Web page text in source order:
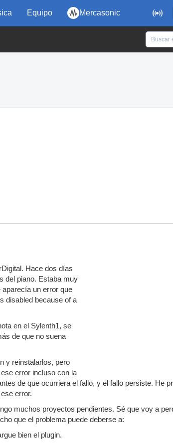

Equipo Mercasonic
Hace dos días
del piano. Estaba muy
un error que
disabled because of a
en el Sylenth1, se
de que no suena
y reinstalarlos, pero
error incluso con la
de que ocurriera el fallo, y el fallo persiste. He
error.
muchos proyectos pendientes. Sé que voy a
que el problema puede deberse a:
bien el plugin.